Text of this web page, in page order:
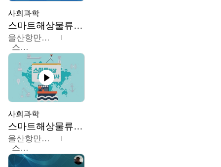
사회과학
스마트해상물류관리사 교육과정
울산항만공사
스마트해상물류관리사 교육위원회
사회과학
스마트해상물류관리사 교육과정2
울산항만공사
스마트해상물류관리사 교육위원회